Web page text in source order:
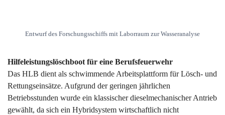
Entwurf des Forschungsschiffs mit Laborraum zur Wasseranalyse
Hilfeleistungslöschboot für eine Berufsfeuerwehr
Das HLB dient als schwimmende Arbeitsplattform für Lösch- und
Rettungseinsätze. Aufgrund der geringen jährlichen
Betriebsstunden wurde ein klassischer dieselmechanischer Antrieb
gewählt, da sich ein Hybridsystem wirtschaftlich nicht